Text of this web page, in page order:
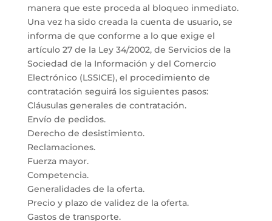
manera que este proceda al bloqueo inmediato.
Una vez ha sido creada la cuenta de usuario, se
informa de que conforme a lo que exige el
artículo 27 de la Ley 34/2002, de Servicios de la
Sociedad de la Información y del Comercio
Electrónico (LSSICE), el procedimiento de
contratación seguirá los siguientes pasos:
Cláusulas generales de contratación.
Envío de pedidos.
Derecho de desistimiento.
Reclamaciones.
Fuerza mayor.
Competencia.
Generalidades de la oferta.
Precio y plazo de validez de la oferta.
Gastos de transporte.